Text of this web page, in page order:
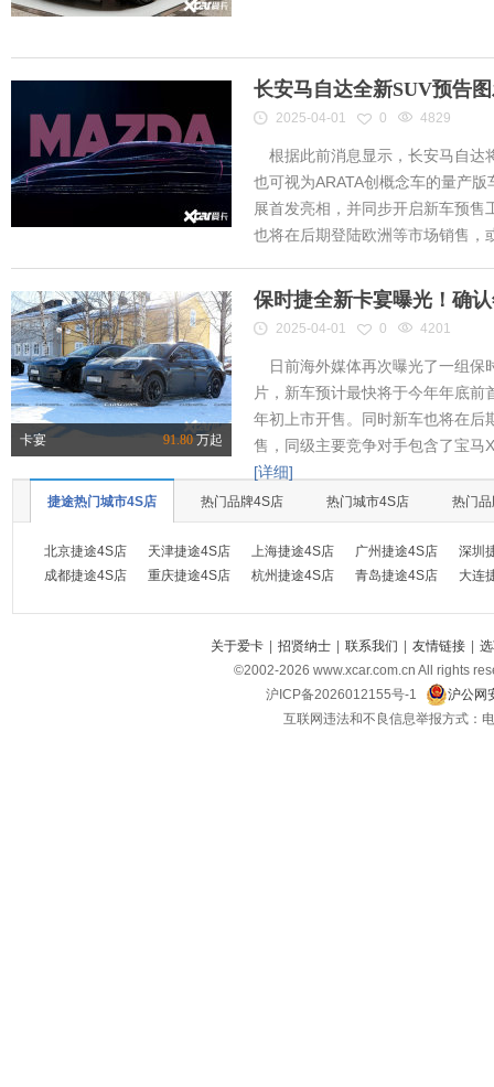
长安马自达全新SUV预告
2025-04-01 0 4829
根据此前消息显示，长安马自达
也可视为ARATA创概念车的量产
展首发亮相，并同步开启新车预售
也将在后期登陆欧洲等市场销售，
卡宴 91.80万起
保时捷全新卡宴曝光！确
2025-04-01 0 4201
日前海外媒体再次曝光了一组保
片，新车预计最快将于今年年底
年初上市开售。同时新车也将在后
售，同级主要竞争对手包含了宝马
[详细]
捷途热门城市4S店 热门品牌4S店 热门城市4S店 热门
北京捷途4S店 天津捷途4S店 上海捷途4S店 广州捷途4S店
深圳
成都捷途4S店
重庆捷途4S店 杭州捷途4S店 青岛捷途4S店 大连
关于爱卡 | 招贤纳士 | 联系我们 | 友情链接 |
©2002-2026 www.xcar.com.cn All rights
沪ICP备2026012155号-1
沪公网
互联网违法和不良信息举报方式：